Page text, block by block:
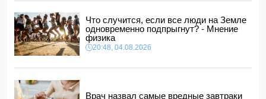
Биржевые цены на кофе в мире выросли до максимума
за полгода
12:40, 05.08.2026
Что случится, если все люди на Земле
одновременно подпрыгнут? - Мнение
физика
20:48, 04.08.2026
Врач назвал самые вредные завтраки